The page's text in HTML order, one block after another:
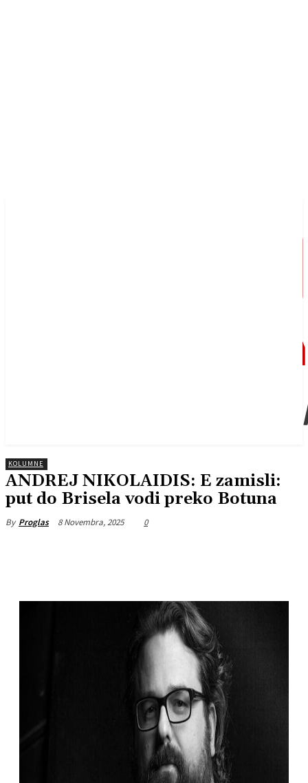
KOLUMNE
ANDREJ NIKOLAIDIS: E zamisli:
put do Brisela vodi preko Botuna
By Proglas 8 Novembra, 2025 0